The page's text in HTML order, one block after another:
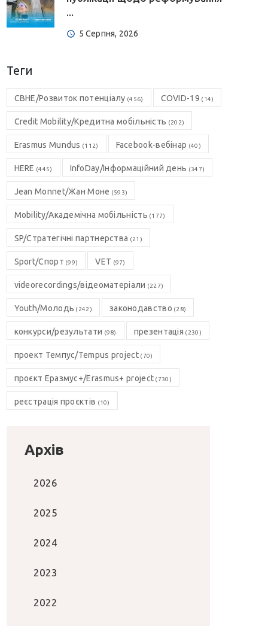
...
5 Серпня, 2026
Теги
CBHE/Розвиток потенціалу (456) COVID-19 (14)
Credit Mobility/Кредитна мобільність (202)
Erasmus Mundus (112) Facebook-вебінар (40)
HERE (445) InfoDay/Інформаційний день (347)
Jean Monnet/Жан Моне (593)
Mobility/Академічна мобільність (177)
SP/Стратегічні партнерства (21)
Sport/Спорт (99) VET (97)
videorecordings/відеоматеріали (227)
Youth/Молодь (242) законодавство (28)
конкурси/результати (98) презентація (230)
проект Темпус/Tempus project(70)
проєкт Еразмус+/Erasmus+ project (730)
реєстрація проєктів (10)
Архів
2026
2025
2024
2023
2022